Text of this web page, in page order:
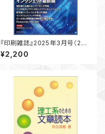
『印刷雑誌』2025年3月号（2月
20日発行）
¥2,200